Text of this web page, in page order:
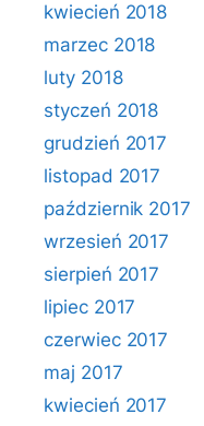
kwiecień 2018
marzec 2018
luty 2018
styczeń 2018
grudzień 2017
listopad 2017
październik 2017
wrzesień 2017
sierpień 2017
lipiec 2017
czerwiec 2017
maj 2017
kwiecień 2017